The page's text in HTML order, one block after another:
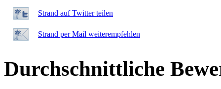
Strand auf Twitter teilen
Strand per Mail weiterempfehlen
Durchschnittliche